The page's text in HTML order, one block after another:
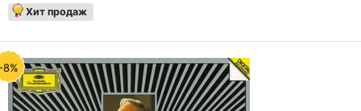
Хит продаж
8%